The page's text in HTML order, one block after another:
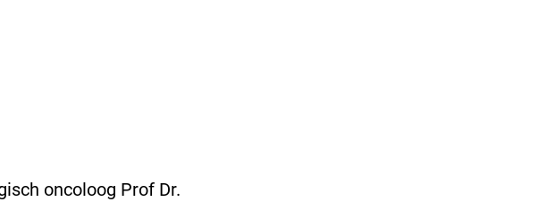
oncoloog Prof Dr.